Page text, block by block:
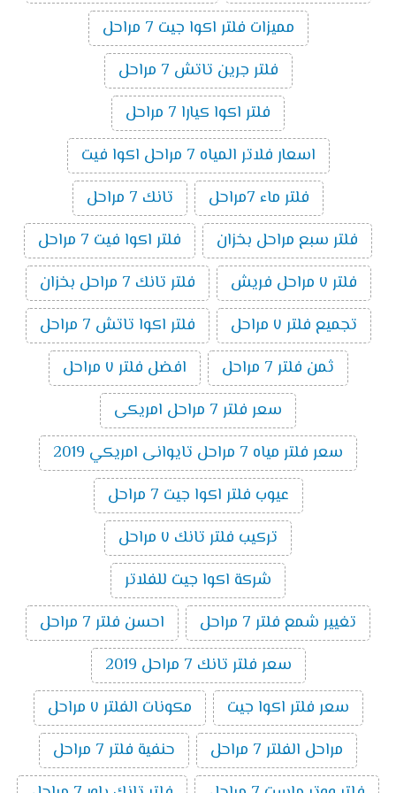
الكمية: شراء الآن
مميزات فلتر اكوا جيت 7 مراحل
فلتر جرين تاتش 7 مراحل
فلتر اكوا كيارا 7 مراحل
اسعار فلاتر المياه 7 مراحل اكوا فيت
فلتر ماء 7مراحل
تانك 7 مراحل
فلتر سبع مراحل بخزان
فلتر اكوا فيت 7 مراحل
فلتر ٧ مراحل فريش
فلتر تانك 7 مراحل بخزان
تجميع فلتر ٧ مراحل
فلتر اكوا تاتش 7 مراحل
ثمن فلتر 7 مراحل
افضل فلتر ٧ مراحل
سعر فلتر 7 مراحل امريكى
سعر فلتر مياه 7 مراحل تايوانى امريكي 2019
عيوب فلتر اكوا جيت 7 مراحل
تركيب فلتر تانك ٧ مراحل
شركة اكوا جيت للفلاتر
تغيير شمع فلتر 7 مراحل
احسن فلتر 7 مراحل
سعر فلتر تانك 7 مراحل 2019
سعر فلتر اكوا جيت
مكونات الفلتر ٧ مراحل
مراحل الفلتر 7 مراحل
حنفية فلتر 7 مراحل